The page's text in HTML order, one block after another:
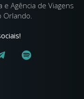
Agência de Viagens
Orlando.